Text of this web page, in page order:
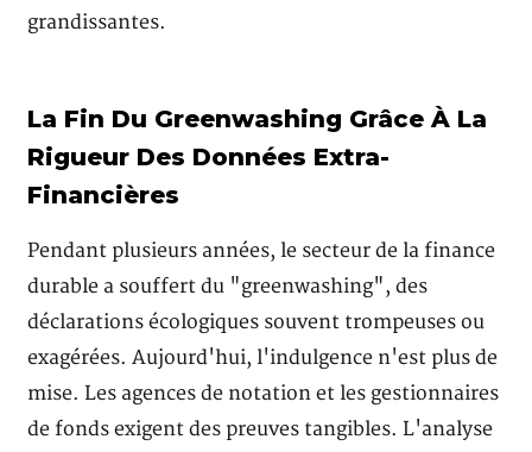
grandissantes.
La Fin Du Greenwashing Grâce À La
Rigueur Des Données Extra-
Financières
Pendant plusieurs années, le secteur de la finance
durable a souffert du "greenwashing", des
déclarations écologiques souvent trompeuses ou
exagérées. Aujourd'hui, l'indulgence n'est plus de
mise. Les agences de notation et les gestionnaires
de fonds exigent des preuves tangibles. L'analyse